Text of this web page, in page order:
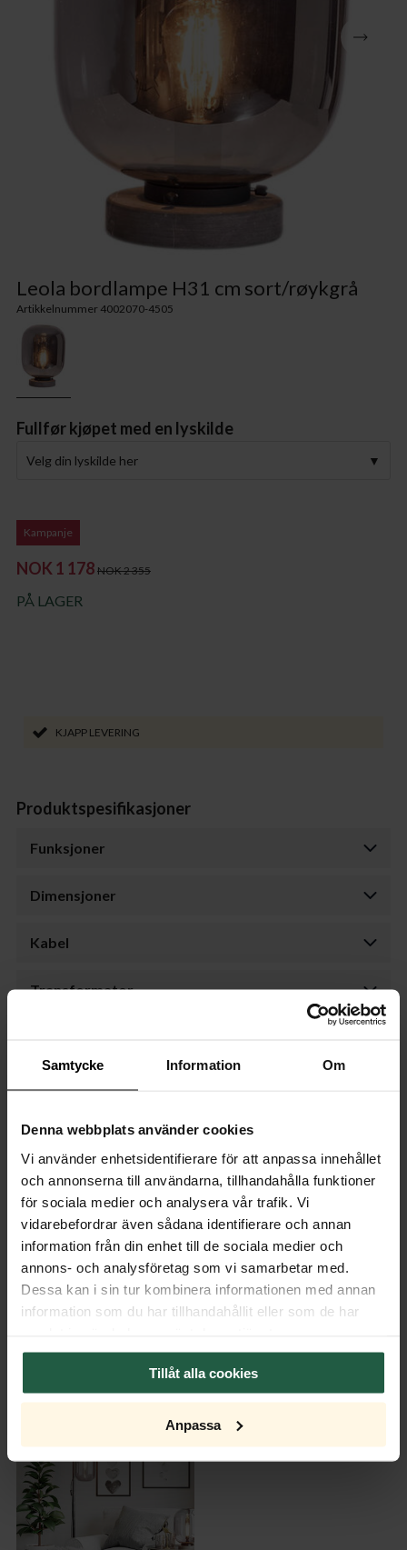
Samtycke Information Om
Denna webbplats använder cookies
Vi använder enhetsidentifierare för att anpassa innehållet
och annonserna till användarna, tillhandahålla funktioner
för sociala medier och analysera vår trafik. Vi
vidarebefordrar även sådana identifierare och annan
information från din enhet till de sociala medier och
annons- och analysföretag som vi samarbetar med.
Dessa kan i sin tur kombinera informationen med annan
information som du har tillhandahållit eller som de har
Tillåt alla cookies
Anpassa
Leola bordlampe H31 cm sort/røykgrå
Artikkelnummer 4002070-4505
Fullfør kjøpet med en lyskilde
Velg din lyskilde her
Kampanje
NOK 1 178 NOK 2 355
PÅ LAGER
KJAPP LEVERING
Produktspesifikasjoner
Funksjoner
Dimensjoner
Kabel
Transformator
Emballasje
Export Package
Montering og dokumenter
Monteringsanvisning